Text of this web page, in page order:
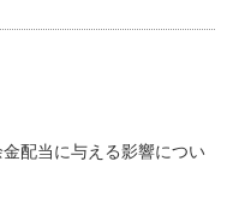
配当に与える影響につい